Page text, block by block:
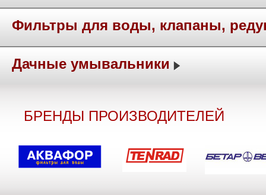
Фильтры для воды, клапаны,
Дачные умывальники
БРЕНДЫ ПРОИЗВОДИТЕЛЕЙ